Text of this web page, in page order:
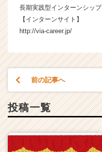
長期実践型インターンシップ
【インターンサイト】
http://via-career.jp/
前の記事へ
投稿一覧